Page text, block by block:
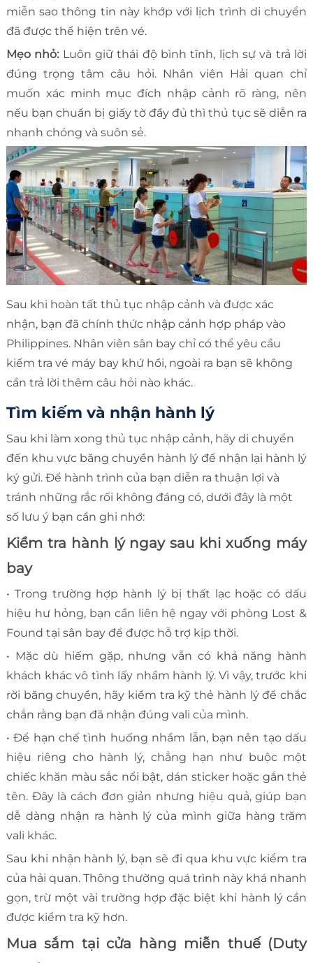
miễn sao thông tin này khớp với lịch trình di chuyển
đã được thể hiện trên vé.
Mẹo nhỏ: Luôn giữ thái độ bình tĩnh, lịch sự và trả lời
đúng trọng tâm câu hỏi. Nhân viên Hải quan chỉ
muốn xác minh mục đích nhập cảnh rõ ràng, nên
nếu bạn chuẩn bị giấy tờ đầy đủ thì thủ tục sẽ diễn ra
nhanh chóng và suôn sẻ.
Sau khi hoàn tất thủ tục nhập cảnh và được xác
nhận, bạn đã chính thức nhập cảnh hợp pháp vào
Philippines. Nhân viên sân bay chỉ có thể yêu cầu
kiểm tra vé máy bay khứ hồi, ngoài ra bạn sẽ không
cần trả lời thêm câu hỏi nào khác.
Tìm kiếm và nhận hành lý
Sau khi làm xong thủ tục nhập cảnh, hãy di chuyển
đến khu vực băng chuyền hành lý để nhận lại hành lý
ký gửi. Để hành trình của bạn diễn ra thuận lợi và
tránh những rắc rối không đáng có, dưới đây là một
số lưu ý bạn cần ghi nhớ:
Kiểm tra hành lý ngay sau khi xuống máy
bay
• Trong trường hợp hành lý bị thất lạc hoặc có dấu
hiệu hư hỏng, bạn cần liên hệ ngay với phòng Lost &
Found tại sân bay để được hỗ trợ kịp thời.
• Mặc dù hiếm gặp, nhưng vẫn có khả năng hành
khách khác vô tình lấy nhầm hành lý. Vì vậy, trước khi
rời băng chuyền, hãy kiểm tra kỹ thẻ hành lý để chắc
chắn rằng bạn đã nhận đúng vali của mình.
• Để hạn chế tình huống nhầm lẫn, bạn nên tạo dấu
hiệu riêng cho hành lý, chẳng hạn như buộc một
chiếc khăn màu sắc nổi bật, dán sticker hoặc gắn thẻ
tên. Đây là cách đơn giản nhưng hiệu quả, giúp bạn
dễ dàng nhận ra hành lý của mình giữa hàng trăm
vali khác.
Sau khi nhận hành lý, bạn sẽ đi qua khu vực kiểm tra
của hải quan. Thông thường quá trình này khá nhanh
gọn, trừ một vài trường hợp đặc biệt khi hành lý cần
được kiểm tra kỹ hơn.
Mua sắm tại cửa hàng miễn thuế (Duty